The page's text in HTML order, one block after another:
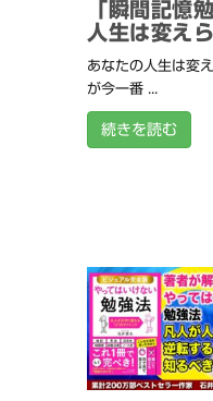
「瞬間記憶
人生は変え
あなたの人生は変
が今一番 ...
続きを読む